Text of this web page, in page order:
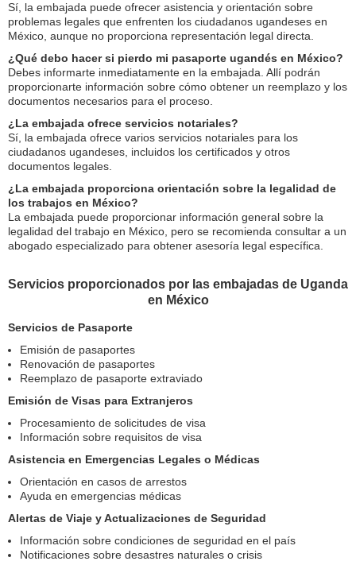
Sí, la embajada puede ofrecer asistencia y orientación sobre
problemas legales que enfrenten los ciudadanos ugandeses en
México, aunque no proporciona representación legal directa.
¿Qué debo hacer si pierdo mi pasaporte ugandés en México?
Debes informarte inmediatamente en la embajada. Allí podrán
proporcionarte información sobre cómo obtener un reemplazo y los
documentos necesarios para el proceso.
¿La embajada ofrece servicios notariales?
Sí, la embajada ofrece varios servicios notariales para los
ciudadanos ugandeses, incluidos los certificados y otros
documentos legales.
¿La embajada proporciona orientación sobre la legalidad de
los trabajos en México?
La embajada puede proporcionar información general sobre la
legalidad del trabajo en México, pero se recomienda consultar a un
abogado especializado para obtener asesoría legal específica.
Servicios proporcionados por las embajadas de Uganda
en México
Servicios de Pasaporte
Emisión de pasaportes
Renovación de pasaportes
Reemplazo de pasaporte extraviado
Emisión de Visas para Extranjeros
Procesamiento de solicitudes de visa
Información sobre requisitos de visa
Asistencia en Emergencias Legales o Médicas
Orientación en casos de arrestos
Ayuda en emergencias médicas
Alertas de Viaje y Actualizaciones de Seguridad
Información sobre condiciones de seguridad en el país
Notificaciones sobre desastres naturales o crisis